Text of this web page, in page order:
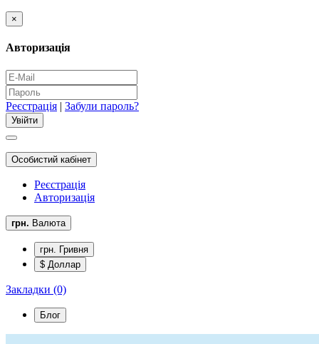
×
Авторизація
Реєстрація | Забули пароль?
Особистий кабінет
Реєстрація
Авторизація
грн. Валюта
грн. Гривня
$ Доллар
Закладки (0)
Блог